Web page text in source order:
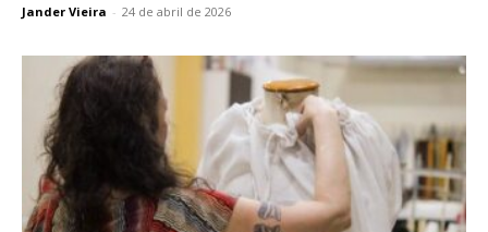
Jander Vieira - 24 de abril de 2026